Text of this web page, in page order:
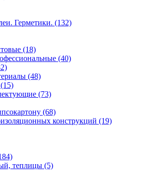
Герметики. (132)
(18)
(40)
(48)
(73)
(68)
конструкций (19)
теплицы (5)